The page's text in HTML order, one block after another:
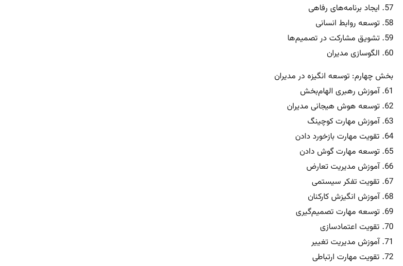
57. ایجاد برنامه‌های رفاهی
58. توسعه روابط انسانی
59. تشویق مشارکت در تصمیم‌ها
60. الگوسازی مدیران
بخش چهارم: توسعه انگیزه در مدیران
61. آموزش رهبری الهام‌بخش
62. توسعه هوش هیجانی مدیران
63. آموزش مهارت کوچینگ
64. تقویت مهارت بازخورد دادن
65. توسعه مهارت گوش دادن
66. آموزش مدیریت تعارض
67. تقویت تفکر سیستمی
68. آموزش انگیزش کارکنان
69. توسعه مهارت تصمیم‌گیری
70. تقویت اعتمادسازی
71. آموزش مدیریت تغییر
72. تقویت مهارت ارتباطی